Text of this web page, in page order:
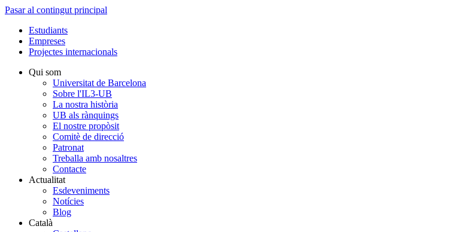
Pasar al contingut principal
Estudiants
Empreses
Projectes internacionals
Qui som
Universitat de Barcelona
Sobre l'IL3-UB
La nostra història
UB als rànquings
El nostre propòsit
Comitè de direcció
Patronat
Treballa amb nosaltres
Contacte
Actualitat
Esdeveniments
Notícies
Blog
Català